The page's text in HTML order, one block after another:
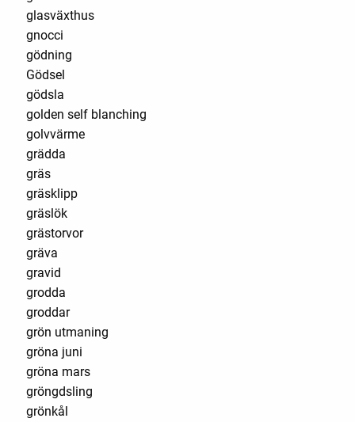
glasväxthus
gnocci
gödning
Gödsel
gödsla
golden self blanching
golvvärme
grädda
gräs
gräsklipp
gräslök
grästorvor
gräva
gravid
grodda
groddar
grön utmaning
gröna juni
gröna mars
gröngdsling
grönkål